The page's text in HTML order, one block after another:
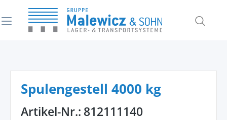
springen
Spulengestell 4000 kg
Artikel-Nr.: 812111140